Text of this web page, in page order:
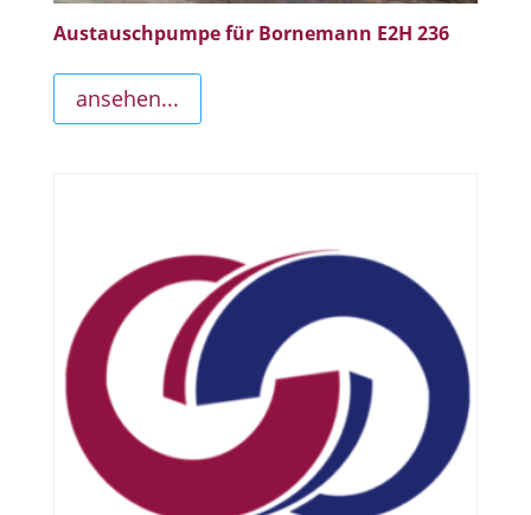
Austauschpumpe für Bornemann E2H 236
ansehen...